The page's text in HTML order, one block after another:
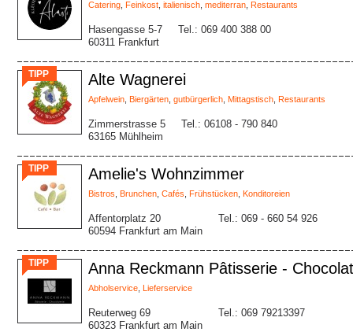
Catering Feinkost italienisch mediterran Restaurants
Hasengasse 5-7
60311 Frankfurt
Tel.: 069 400 388 00
TIPP Alte Wagnerei
Apfelwein Biergärten gutbürgerlich Mittagstisch Restaurants
Zimmerstrasse 5
63165 Mühlheim
Tel.: 06108 - 790 840
TIPP Amelie's Wohnzimmer
Bistros Brunchen Cafés Frühstücken Konditoreien
Affentorplatz 20
60594 Frankfurt am Main
Tel.: 069 - 660 54 926
TIPP Anna Reckmann Pâtisserie -
Abholservice Lieferservice
Reuterweg 69
60323 Frankfurt am Main
Tel.: 069 79213397